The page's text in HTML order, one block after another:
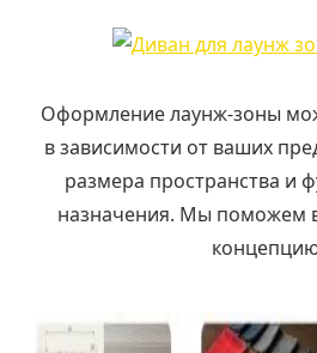
Оформление лаунж-зоны
в зависимости от ваших
размера пространства и
назначения. Мы поможем